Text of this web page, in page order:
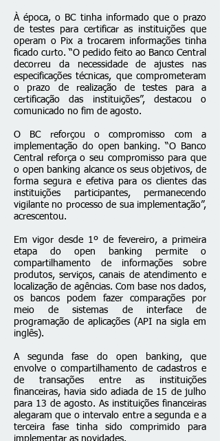
À época, o BC tinha informado que o prazo
de testes para certificar as instituições que
operam o Pix a trocarem informações tinha
ficado curto. “O pedido feito ao Banco Central
decorreu da necessidade de ajustes nas
especificações técnicas, que comprometeram
o prazo de realização de testes para a
certificação das instituições”, destacou o
comunicado no fim de agosto.
O BC reforçou o compromisso com a
implementação do open banking. “O Banco
Central reforça o seu compromisso para que
o open banking alcance os seus objetivos, de
forma segura e efetiva para os clientes das
instituições participantes, permanecendo
vigilante no processo de sua implementação”,
acrescentou.
Em vigor desde 1º de fevereiro, a primeira
etapa do open banking permite o
compartilhamento de informações sobre
produtos, serviços, canais de atendimento e
localização de agências. Com base nos dados,
os bancos podem fazer comparações por
meio de sistemas de interface de
programação de aplicações (API na sigla em
inglês).
A segunda fase do open banking, que
envolve o compartilhamento de cadastros e
de transações entre as instituições
financeiras, havia sido adiada de 15 de julho
para 13 de agosto. As instituições financeiras
alegaram que o intervalo entre a segunda e a
terceira fase tinha sido comprimido para
implementar as novidades.